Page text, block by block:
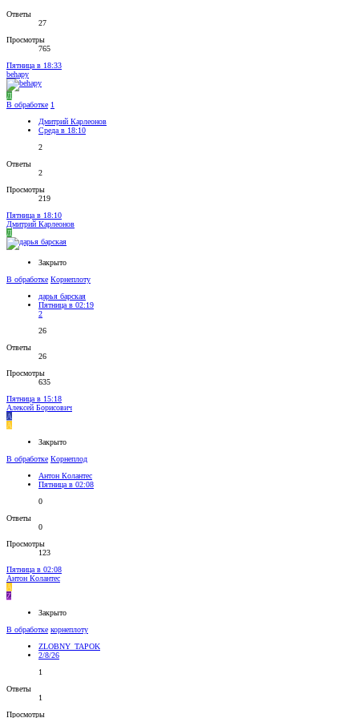
Ответы
27
Просмотры
765
Пятница в 18:33
behapy
Д
В обработке 1
Дмитрий Карлеонов
Среда в 18:10
2
Ответы
2
Просмотры
219
Пятница в 18:10
Дмитрий Карлеонов
Д
Закрыто
В обработке Корнеплоту
дарья барская
Пятница в 02:19
2
26
Ответы
26
Просмотры
635
Пятница в 15:18
Алексей Борисович
А
А
Закрыто
В обработке Корнеплод
Антон Колантес
Пятница в 02:08
0
Ответы
0
Просмотры
123
Пятница в 02:08
Антон Колантес
А
Z
Закрыто
В обработке корнеплоту
ZLOBNY_TAPOK
2/8/26
1
Ответы
1
Просмотры